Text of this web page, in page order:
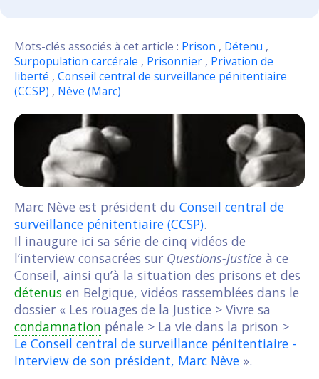
Mots-clés associés à cet article : Prison , Détenu ,
Surpopulation carcérale , Prisonnier , Privation de
liberté , Conseil central de surveillance pénitentiaire
(CCSP) , Nève (Marc)
Marc Nève est président du Conseil central de
surveillance pénitentiaire (CCSP).
Il inaugure ici sa série de cinq vidéos de
l’interview consacrées sur Questions-Justice à ce
Conseil, ainsi qu’à la situation des prisons et des
détenus en Belgique, vidéos rassemblées dans le
dossier « Les rouages de la Justice > Vivre sa
condamnation pénale > La vie dans la prison >
Le Conseil central de surveillance pénitentiaire -
Interview de son président, Marc Nève ».